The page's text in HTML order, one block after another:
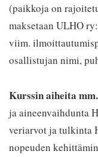
(paikkoja on
maksetaan ULHO
viim.
osallistujan nimi,
Kurssin aiheita mm.
ja aineenvaihdunta
veriarvot ja tulkinta
nopeuden